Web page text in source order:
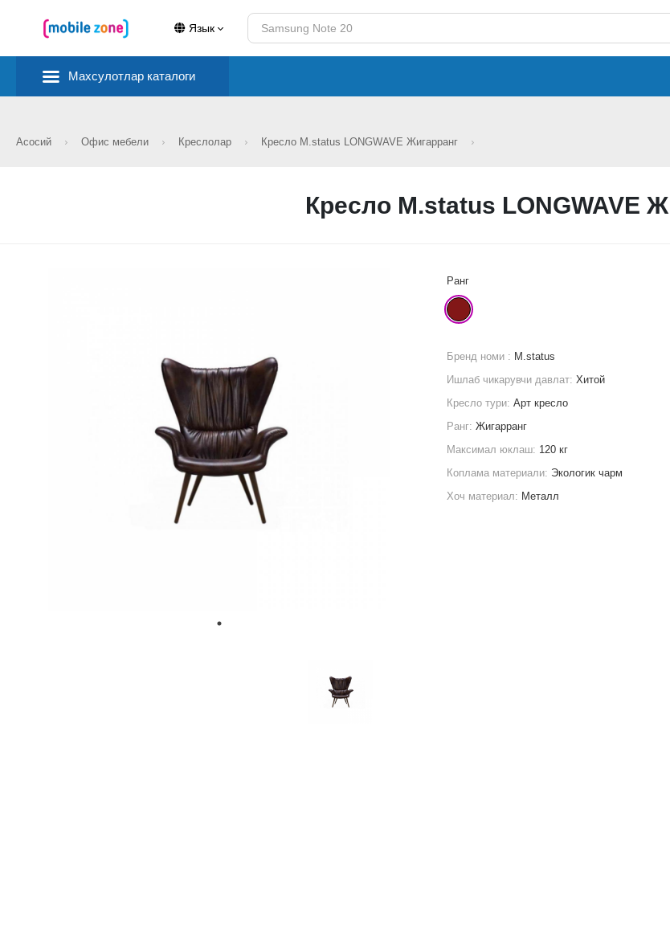
Язык
Махсулотлар каталоги
Асосий Офис мебели Креслолар Кресло M.status LONGWAVE Жигарранг
Кресло M.status LONGWAVE
Ранг
Бренд номи : M.status
Ишлаб чикарувчи давлат:Хитой
Кресло тури:Арт кресло
Ранг:Жигарранг
Максимал юклаш: 120 кг
Коплама материали: Экологик чарм
Хоч материал: Металл